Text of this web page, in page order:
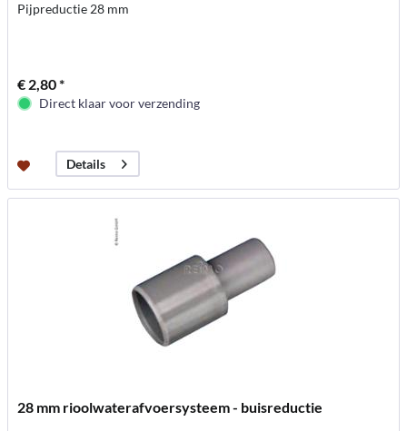
Pijpreductie 28 mm
€ 2,80 *
Direct klaar voor verzending
Details
28 mm rioolwaterafvoersysteem - buisreductie